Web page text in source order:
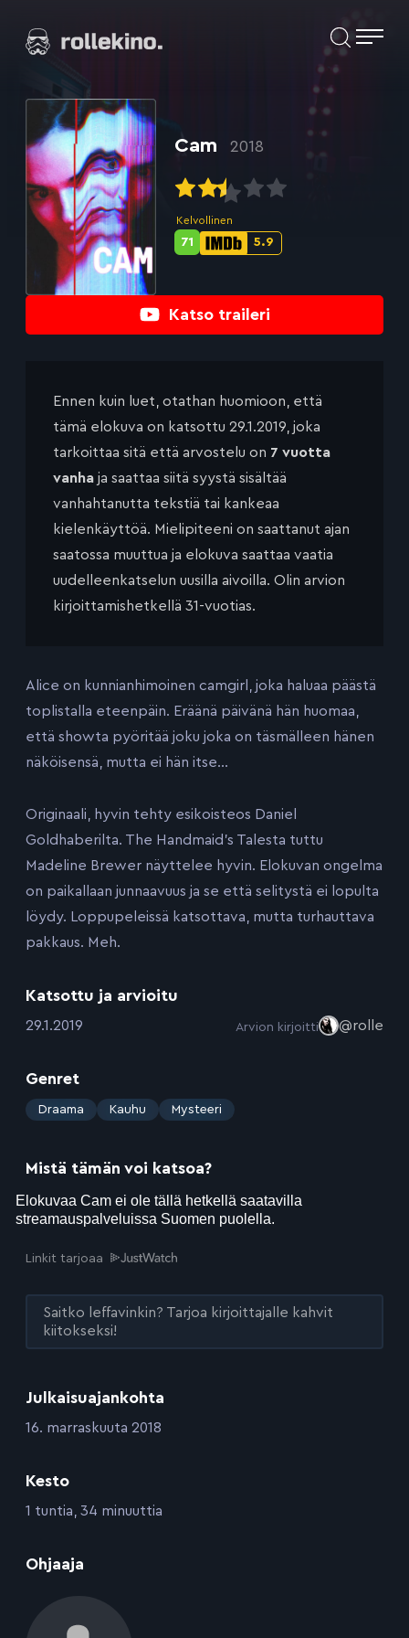
suoraan
Elokuvat ja elokuva-arviot | Rollekino.fi
lopputekstien
jälkeen.
Katso traileri
Cam 2018
Kelvollinen
IMDb-
5.9
Metascore-
71
Julkaisuajankohta
:16. marraskuuta 2018
Kesto
:1 tuntia, 34 minuuttia
Ohjaaja
Ennen kuin luet, otathan huomioon, että
tämä elokuva on katsottu 29.1.2019, joka
tarkoittaa sitä että arvostelu on 7 vuotta
vanha ja saattaa siitä syystä sisältää
vanhahtanutta tekstiä tai kankeaa
kielenkäyttöä. Mielipiteeni on saattanut ajan
saatossa muuttua ja elokuva saattaa vaatia
uudelleenkatselun uusilla aivoilla. Olin arvion
kirjoittamishetkellä 31-vuotias.
Alice on kunnianhimoinen camgirl, joka haluaa päästä
toplistalla eteenpäin. Eräänä päivänä hän huomaa,
että showta pyöritää joku joka on täsmälleen hänen
näköisensä, mutta ei hän itse…
Originaali, hyvin tehty esikoisteos Daniel
Goldhaberilta. The Handmaid’s Talesta tuttu
Madeline Brewer näyttelee hyvin. Elokuvan ongelma
on paikallaan junnaavuus ja se että selitystä ei lopulta
löydy. Loppupeleissä katsottava, mutta turhauttava
pakkaus. Meh.
Katsottu ja arvioitu
:29.1.2019 Arvion kirjoitti @rolle
Genret
: Draama Kauhu Mysteeri
Mistä tämän voi katsoa?
Linkit tarjoaa
Saitko leffavinkin? Tarjoa kirjoittajalle kahvit
kiitokseksi!